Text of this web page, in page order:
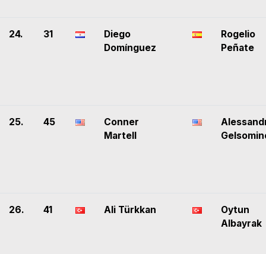
24. 31
Diego
Domínguez
Rogelio
Peñate
25. 45
Conner
Martell
26. 41 Ali Türkkan
Oytun
Albayrak